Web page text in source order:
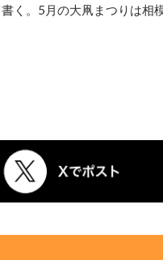
く。5月の大凧まつりは